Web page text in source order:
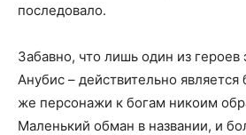
последовало.
Забавно, что лишь один из героев
Анубис – действительно
же персонажи к богам никоим
Маленький обман в названии, и